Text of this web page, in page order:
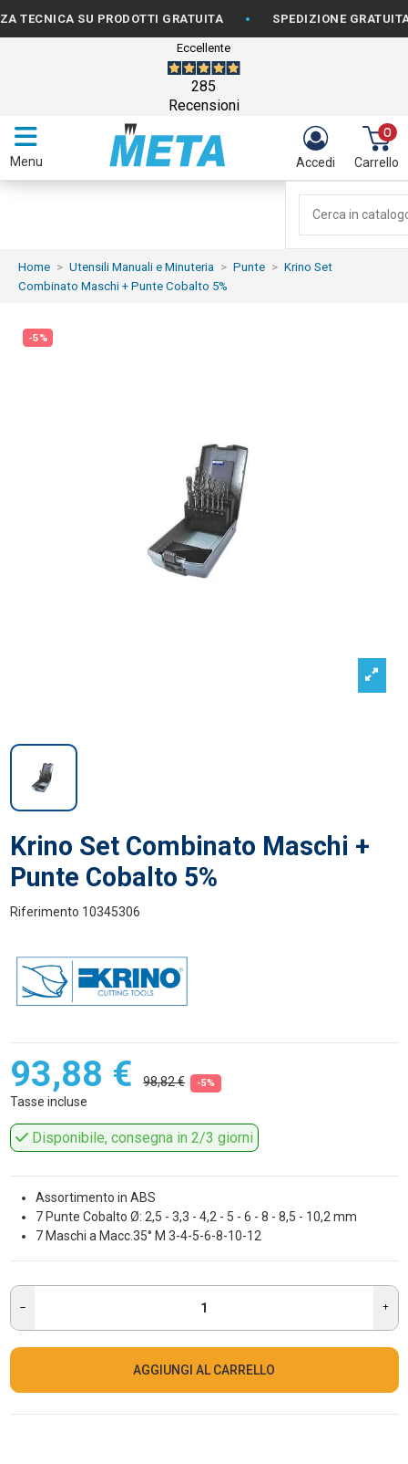
SU PRODOTTI GRATUITA • SPEDIZIONE GRATUITA
Eccellente
285
Recensioni
Menu Accedi
0
Carrello
Home Utensili Manuali e Minuteria Punte
Krino Set
Combinato Maschi + Punte Cobalto 5%
-5%
Krino Set Combinato Maschi +
Punte Cobalto 5%
Riferimento 10345306
93,88 € 98,82 € -5%
Tasse incluse
Disponibile, consegna in 2/3 giorni
Assortimento in ABS
7 Punte Cobalto Ø: 2,5 - 3,3 - 4,2 - 5 - 6 - 8 - 8,5 - 10,2 mm
7 Maschi a Macc.35° M 3-4-5-6-8-10-12
AGGIUNGI AL CARRELLO